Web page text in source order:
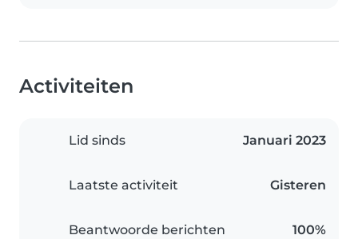
Activiteiten
Lid sinds Januari 2023
Laatste activiteit Gisteren
Beantwoorde berichten 100%